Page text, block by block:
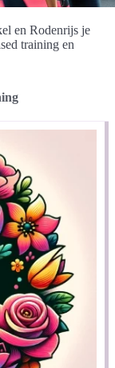
en Rodenrijs je
training en